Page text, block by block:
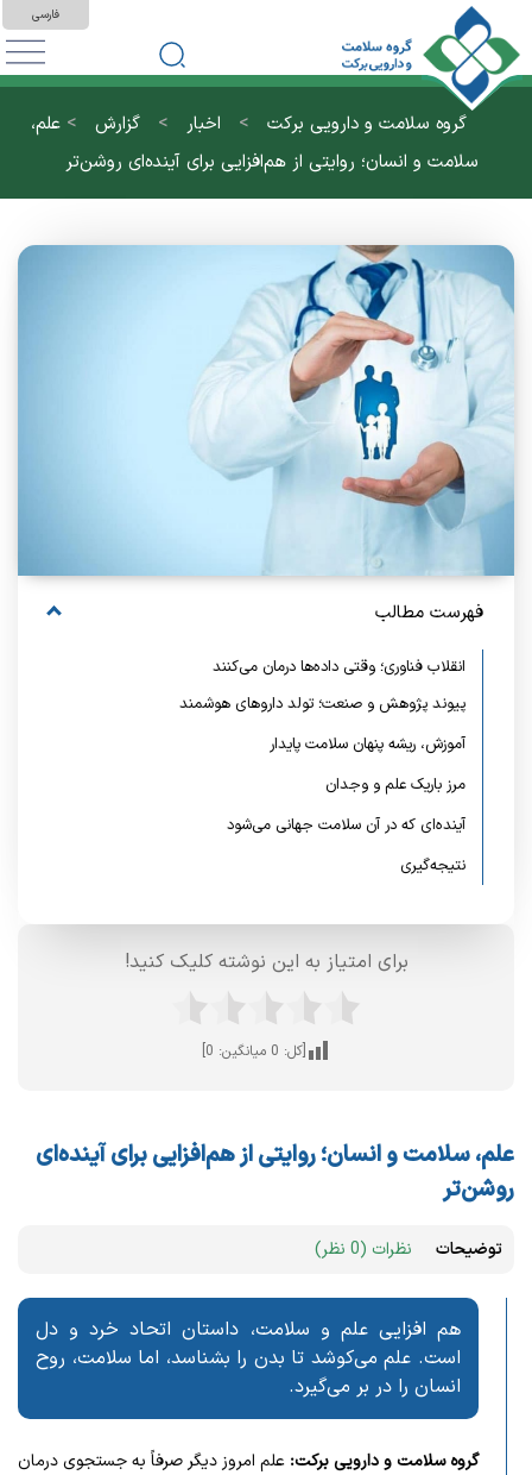
فارسی
گروه سلامت و دارویی برکت > اخبار > گزارش > علم،
سلامت و انسان؛ روایتی از هم‌افزایی برای آینده‌ای روشن‌تر
فهرست مطالب
انقلاب فناوری؛ وقتی داده‌ها درمان می‌کنند
پیوند پژوهش و صنعت؛ تولد داروهای هوشمند
آموزش، ریشه پنهان سلامت پایدار
مرز باریک علم و وجدان
آینده‌ای که در آن سلامت جهانی می‌شود
نتیجه‌گیری
برای امتیاز به این نوشته کلیک کنید!
[کل: 0 میانگین: 0
]
علم، سلامت و انسان؛ روایتی از هم‌افزایی برای آینده‌ای
روشن‌تر
توضیحات نظرات (0 نظر)
هم‌ افزایی علم و سلامت، داستان اتحاد خرد و دل
است. علم می‌کوشد تا بدن را بشناسد، اما سلامت، روح
انسان را در بر می‌گیرد.
گروه سلامت و دارویی برکت: علم امروز دیگر صرفاً به جستجوی درمان